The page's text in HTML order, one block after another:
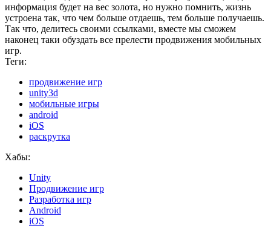
информация будет на вес золота, но нужно помнить, жизнь
устроена так, что чем больше отдаешь, тем больше получаешь.
Так что, делитесь своими ссылками, вместе мы сможем
наконец таки обуздать все прелести продвижения мобильных
игр.
Теги:
продвижение игр
unity3d
мобильные игры
android
iOS
раскрутка
Хабы:
Unity
Продвижение игр
Разработка игр
Android
iOS